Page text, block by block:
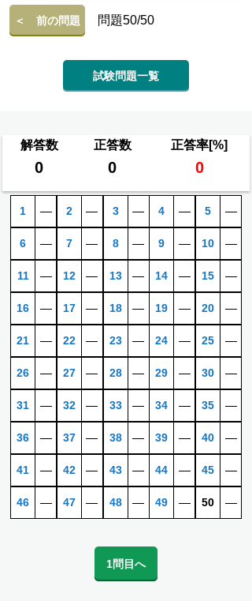
＜ 前の問題 問題50/50
試験問題一覧
解答数 正答数 正答率[%]
0 0 0
1 ―
6 ―
11 ―
16 ―
21 ―
26 ―
31 ―
36 ―
41 ―
46 ―
2 ―
7 ―
12 ―
17 ―
22 ―
27 ―
32 ―
37 ―
42 ―
47 ―
3 ―
8 ―
13 ―
18 ―
23 ―
28 ―
33 ―
38 ―
43 ―
48 ―
4 ―
9 ―
14 ―
19 ―
24 ―
29 ―
34 ―
39 ―
44 ―
49 ―
5 ―
10 ―
15 ―
20 ―
25 ―
30 ―
35 ―
40 ―
45 ―
50 ―
1問目へ